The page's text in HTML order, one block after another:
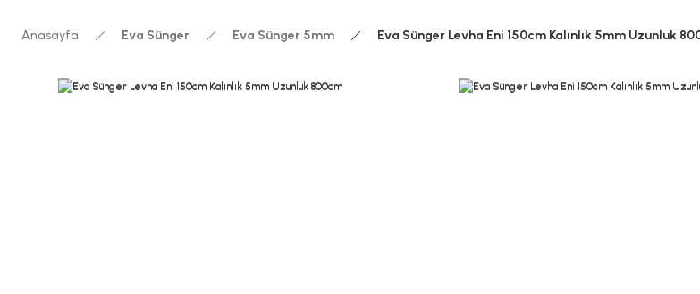
Anasayfa Eva Sünger Eva Sünger 5mm Eva Sünger Levha Eni 150cm Kalınlık 5mm Uzunluk